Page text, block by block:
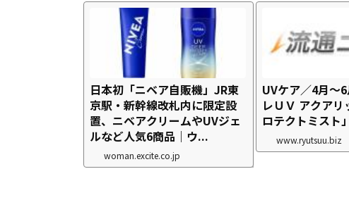
日本初「ニベア自販機」JR東
京駅・新幹線改札内に限定設
置、ニベアクリームやUVジェ
ルなど人気6商品｜ウ...
woman.excite.co.jp
UVケア／4月～
レＵＶ アクア
ロテクトミスト」
www.ryutsuu.biz